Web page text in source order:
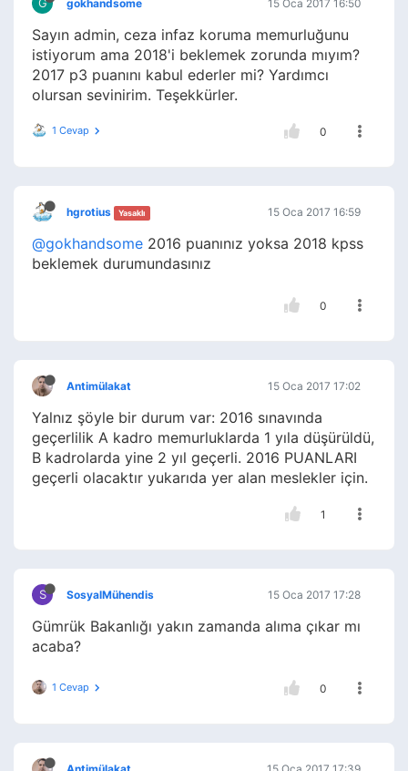
gokhandsome 15 Oca 2017 16:50
Sayın admin, ceza infaz koruma memurluğunu
istiyorum ama 2018'i beklemek zorunda mıyım?
2017 p3 puanını kabul ederler mi? Yardımcı
olursan sevinirim. Teşekkürler.
1 Cevap 0
hgrotius Yasaklı 15 Oca 2017 16:59
@gokhandsome 2016 puanınız yoksa 2018 kpss
beklemek durumundasınız
0
Antimülakat 15 Oca 2017 17:02
Yalnız şöyle bir durum var: 2016 sınavında
geçerlilik A kadro memurluklarda 1 yıla düşürüldü,
B kadrolarda yine 2 yıl geçerli. 2016 PUANLARI
geçerli olacaktır yukarıda yer alan meslekler için.
1
S SosyalMühendis 15 Oca 2017 17:28
Gümrük Bakanlığı yakın zamanda alıma çıkar mı
acaba?
1 Cevap 0